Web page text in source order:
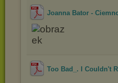
Joanna Bator -
Too Bad_. I Couldn't